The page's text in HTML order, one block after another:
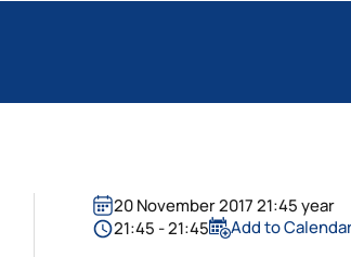
20 November 2017 21:45 year
21:45 - 21:45
Add to